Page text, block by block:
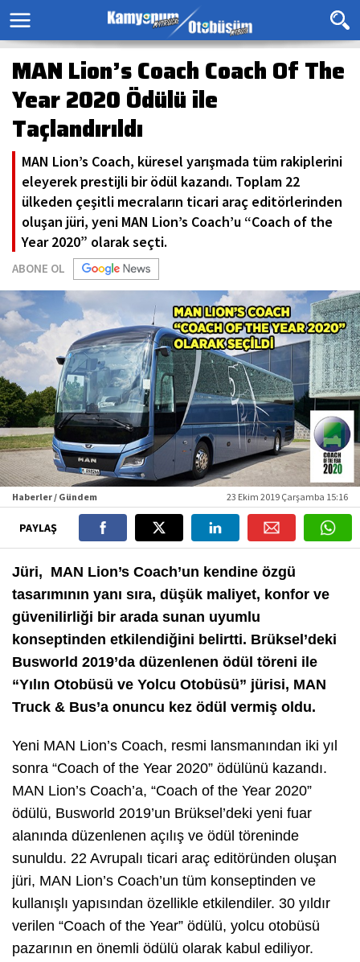
MAN Lion’s Coach Coach Of The
Year 2020 Ödülü ile
Taçlandırıldı
MAN Lion’s Coach, küresel yarışmada tüm rakiplerini
eleyerek prestijli bir ödül kazandı. Toplam 22
ülkeden çeşitli mecraların ticari araç editörlerinden
oluşan jüri, yeni MAN Lion’s Coach’u “Coach of the
Year 2020” olarak seçti.
ABONE OL
Haberler / Gündem 23 Ekim 2019 Çarşamba 15:16
PAYLAŞ
Jüri, MAN Lion’s Coach’un kendine özgü
tasarımının yanı sıra, düşük maliyet, konfor ve
güvenilirliği bir arada sunan uyumlu
konseptinden etkilendiğini belirtti. Brüksel’deki
Busworld 2019’da düzenlenen ödül töreni ile
“Yılın Otobüsü ve Yolcu Otobüsü” jürisi, MAN
Truck & Bus’a onuncu kez ödül vermiş oldu.
Yeni MAN Lion’s Coach, resmi lansmanından iki yıl
sonra “Coach of the Year 2020” ödülünü kazandı.
MAN Lion’s Coach’a, “Coach of the Year 2020”
ödülü, Busworld 2019’un Brüksel’deki yeni fuar
alanında düzenlenen açılış ve ödül töreninde
sunuldu. 22 Avrupalı ticari araç editöründen oluşan
jüri, MAN Lion’s Coach’un tüm konseptinden ve
kullanışlı yapısından özellikle etkilendiler. 30 yıldır
verilen “Coach of the Year” ödülü, yolcu otobüsü
pazarının en önemli ödülü olarak kabul ediliyor.